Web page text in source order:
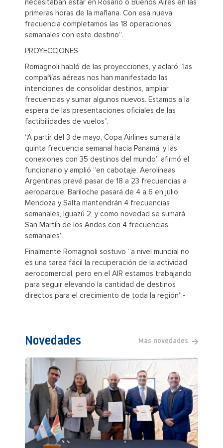
necesitaban estar en Rosario o Buenos Aires en las
primeras horas de la mañana. Con esa nueva
frecuencia completamos las 18 operaciones
semanales con este destino”.
PROYECCIONES
Romagnoli habló de las proyecciones, y aclaró “las
compañías aéreas nos han manifestado las
intenciones de consolidar destinos, ampliar
frecuencias y sumar algunos nuevos. Estamos a la
espera de las presentaciones oficiales de las
factibilidades de vuelos”.
“A partir del 3 de mayo, Copa Airlines sumará la
quinta frecuencia semanal hacia Panamá, y las
conexiones con 35 destinos del mundo” afirmó el
funcionario y amplió “en cabotaje, Aerolíneas
Argentinas prevé pasar de 18 a 23 frecuencias a
aeroparque, Bariloche pasará de 4 a 6 en julio,
Mendoza y Salta mantendrán 4 frecuencias
semanales, Iguazú 2, y como novedad se sumará
San Martín de los Andes con 4 frecuencias
semanales”.
Finalmente Romagnoli sostuvo “a nivel mundial no
es una tarea fácil la recuperación de la actividad
aerocomercial, pero en el AIR estamos trabajando
para seguir elevando la cantidad de destinos
directos para el crecimiento de toda la región”.-
Novedades Más novedades